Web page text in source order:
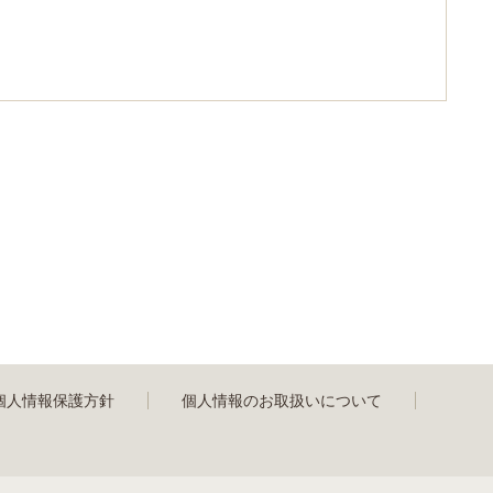
人情報保護方針 個人情報のお取扱いについて